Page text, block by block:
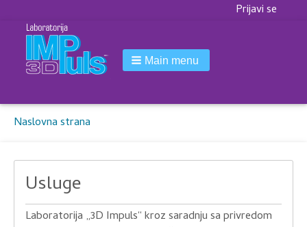
Korisnički
Prijavi se
Main menu
Breadcrumbs
You
here:
Naslovna strana
Usluge
Laboratorija „3D Impuls“ kroz saradnju sa privredom